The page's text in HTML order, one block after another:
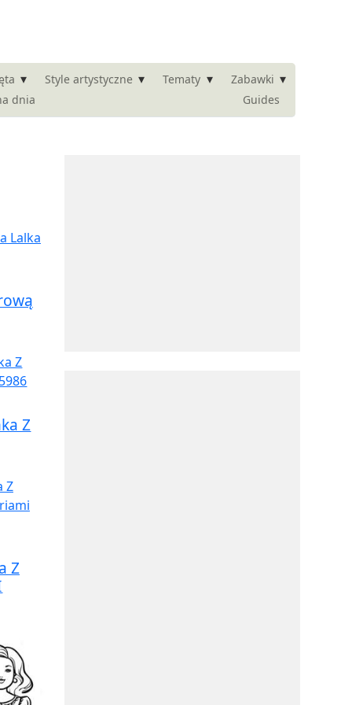
▾ Style artystyczne ▾ Tematy ▾ Zabawki ▾
dnia Guides
Z
Z